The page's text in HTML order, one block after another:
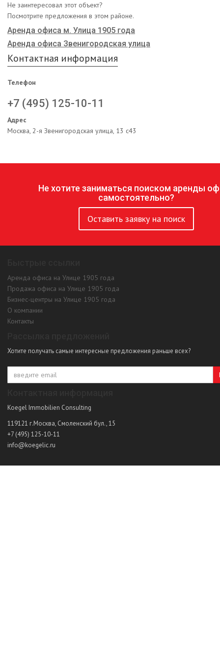
Не заинтересовал этот объект?
Посмотрите предложения в этом районе.
Аренда офиса м. Улица 1905 года
Аренда офиса Звенигородская улица
Контактная информация
Телефон
+7 (495) 125-10-11
Адрес
Москва, 2-я Звенигородская улица, 13 с43
Не хотите заниматься поиском аренды
самостоятельно?
Оставить заявку на поиск
Аренда офиса на Улице 1905 года
Продажа офиса на Улице 1905 года
Бизнес-центры на Улице 1905 года
О компании
Контакты
Хотите получать самые интересные предложения раньше всех?
Koegel Immobilien Consulting
119121 г.Москва, Смоленский бул., 15
+7 (495) 125-10-11
info@koegelic.ru